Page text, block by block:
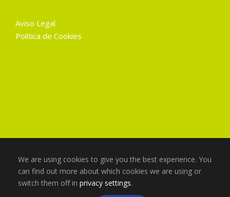
Aviso Legal
Política de Cookies
We are using cookies to give you the best experience. You
can find out more about which cookies we are using or
switch them off in privacy settings.